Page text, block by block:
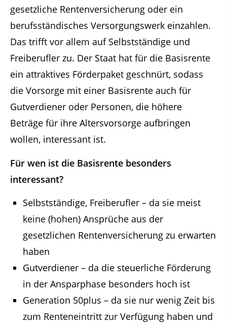
gesetzliche Rentenversicherung oder ein
berufsständisches Versorgungswerk einzahlen.
Das trifft vor allem auf Selbstständige und
Freiberufler zu. Der Staat hat für die Basisrente
ein attraktives Förderpaket geschnürt, sodass
die Vorsorge mit einer Basisrente auch für
Gutverdiener oder Personen, die höhere
Beträge für ihre Altersvorsorge aufbringen
wollen, interessant ist.
Für wen ist die Basisrente besonders
interessant?
Selbstständige, Freiberufler – da sie meist
keine (hohen) Ansprüche aus der
gesetzlichen Rentenversicherung zu erwarten
haben
Gutverdiener – da die steuerliche Förderung
in der Ansparphase besonders hoch ist
Generation 50plus – da sie nur wenig Zeit bis
zum Renteneintritt zur Verfügung haben und